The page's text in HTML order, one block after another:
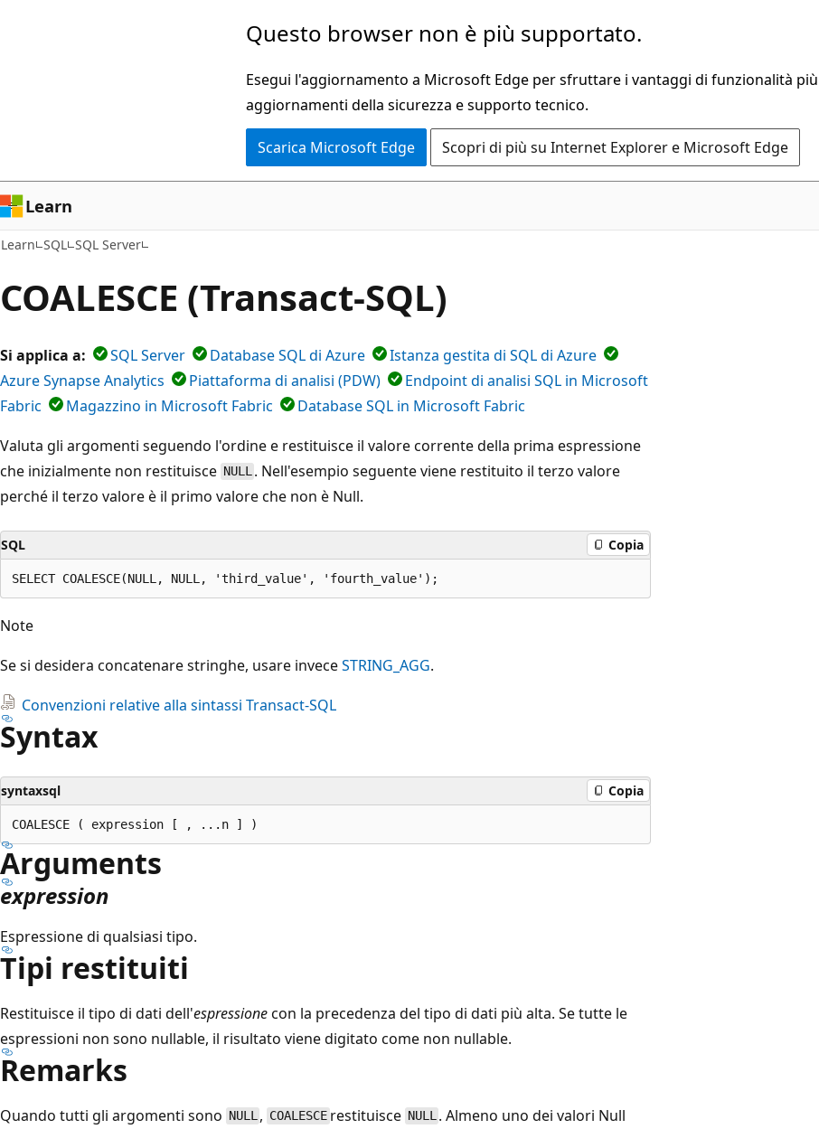
Questo browser non è più supportato.
Esegui l'aggiornamento a Microsoft Edge per sfruttare i vantaggi di funzionalità
aggiornamenti della sicurezza e supporto tecnico.
Scarica Microsoft Edge Scopri di più su Internet Explorer e Microsoft Edge
Learn
Learn SQL SQL Server
COALESCE (Transact-SQL)
Si applica a: SQL Server Database SQL di Azure
Istanza gestita di SQL di Azure
Azure Synapse Analytics
Piattaforma di analisi (PDW)
Endpoint di analisi SQL in Microsoft
Fabric
Magazzino in Microsoft Fabric
Database SQL in Microsoft Fabric
Valuta gli argomenti seguendo l'ordine e restituisce il valore corrente della prima espressione
che inizialmente non restituisce NULL . Nell'esempio seguente viene restituito il terzo valore
perché il terzo valore è il primo valore che non è Null.
SQL Copia
Note
Se si desidera concatenare stringhe, usare inveceSTRING_AGG.
Convenzioni relative alla sintassi Transact-SQL
Syntax
syntaxsql Copia
Arguments
expression
Espressionedi qualsiasi tipo.
Tipi restituiti
Restituisce il tipo di dati dell'espressionecon la precedenza del tipo di dati più alta. Se tutte le
espressioni non sono nullable, il risultato viene digitato come non nullable.
Remarks
Quando tutti gli argomenti sono NULL , COALESCE restituisce NULL . Almeno uno dei valori Null